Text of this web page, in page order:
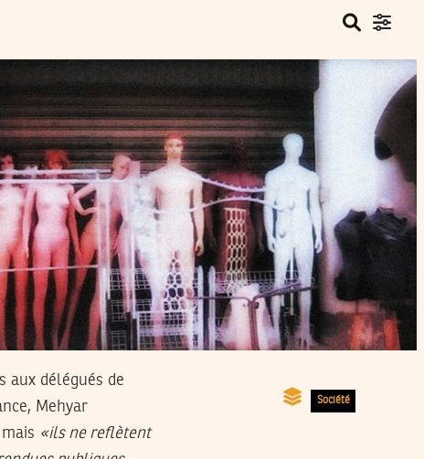
Société
aux délégués de
Mehyar
«ils ne reflètent